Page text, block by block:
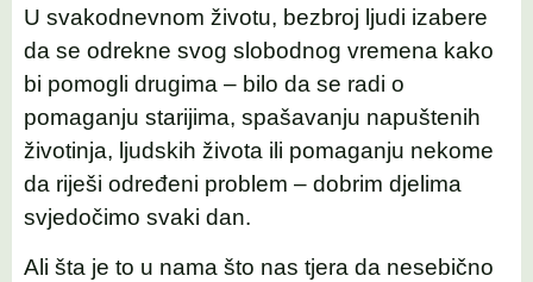
U svakodnevnom životu, bezbroj ljudi izabere
da se odrekne svog slobodnog vremena kako
bi pomogli drugima – bilo da se radi o
pomaganju starijima, spašavanju napuštenih
životinja, ljudskih života ili pomaganju nekome
da riješi određeni problem – dobrim djelima
svjedočimo svaki dan.
Ali šta je to u nama što nas tjera da nesebično